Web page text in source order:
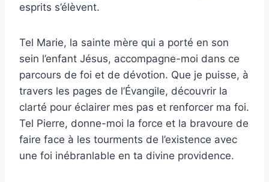
esprits s’élèvent.
Tel Marie, la sainte mère qui a porté en son
sein l’enfant Jésus, accompagne-moi dans ce
parcours de foi et de dévotion. Que je puisse, à
travers les pages de l’Évangile, découvrir la
clarté pour éclairer mes pas et renforcer ma foi.
Tel Pierre, donne-moi la force et la bravoure de
faire face à les tourments de l’existence avec
une foi inébranlable en ta divine providence.